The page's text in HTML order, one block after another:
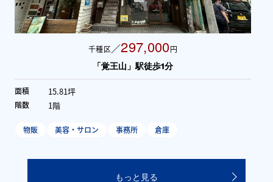
千種区 ／297,000円
「覚王山」駅徒歩1分
面積 15.81坪
階数 1階
物販 美容・サロン 事務所 倉庫
もっと見る